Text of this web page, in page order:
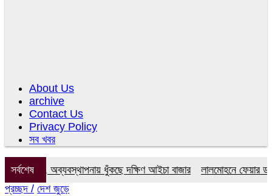
About Us
archive
Contact Us
Privacy Policy
সব খবর
সর্বশেষঅব্যবস্থাপনায় ধুঁকছে দক্ষিণ আইচা বাজার
লালমোহনে ফেয়ার
প্রচ্ছদ / দেশ জুড়ে